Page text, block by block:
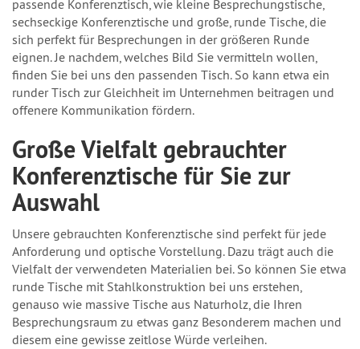
passende Konferenztisch, wie kleine Besprechungstische,
sechseckige Konferenztische und große, runde Tische, die
sich perfekt für Besprechungen in der größeren Runde
eignen. Je nachdem, welches Bild Sie vermitteln wollen,
finden Sie bei uns den passenden Tisch. So kann etwa ein
runder Tisch zur Gleichheit im Unternehmen beitragen und
offenere Kommunikation fördern.
Große Vielfalt gebrauchter
Konferenztische für Sie zur
Auswahl
Unsere gebrauchten Konferenztische sind perfekt für jede
Anforderung und optische Vorstellung. Dazu trägt auch die
Vielfalt der verwendeten Materialien bei. So können Sie etwa
runde Tische mit Stahlkonstruktion bei uns erstehen,
genauso wie massive Tische aus Naturholz, die Ihren
Besprechungsraum zu etwas ganz Besonderem machen und
diesem eine gewisse zeitlose Würde verleihen.